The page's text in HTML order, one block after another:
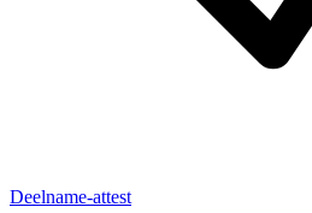
Deelname-attest